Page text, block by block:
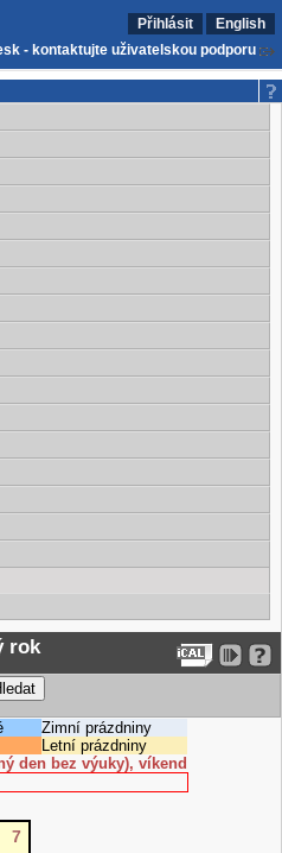
Přihlásit
English
- kontaktujte uživatelskou podporu
rok
Zimní prázdniny
Letní prázdniny
den bez výuky), víkend
7